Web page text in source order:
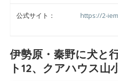
公式サイト： https://2-
伊勢原・秦野に犬と
ト12、クアハウス山